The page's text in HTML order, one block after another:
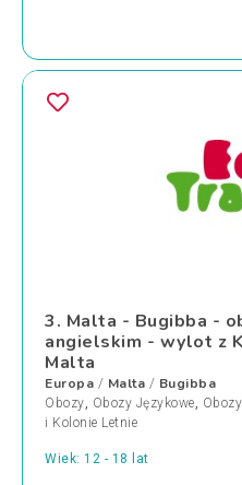
3. Malta - Bugibba -
angielskim - wylot z
Malta
Europa / Malta / Bugibba
Obozy, Obozy Językowe,
i Kolonie Letnie
Wiek: 12 - 18 lat